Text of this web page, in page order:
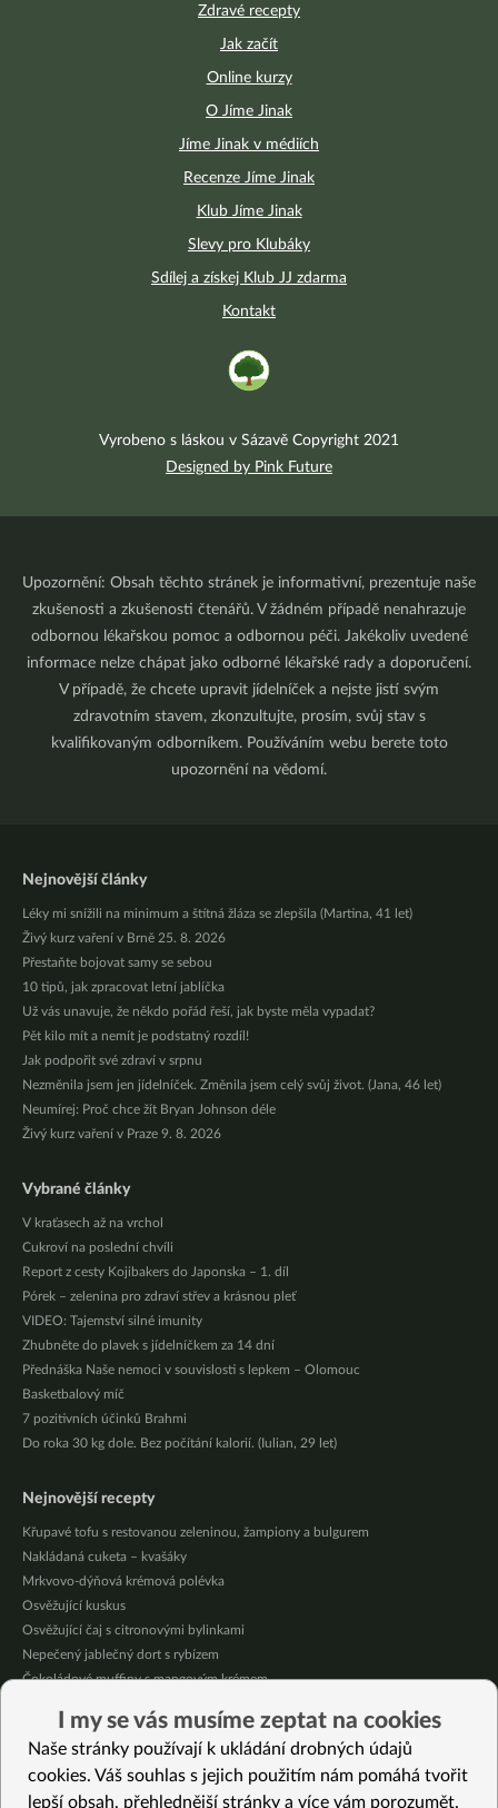
Zdravé recepty
Jak začít
Online kurzy
O Jíme Jinak
Jíme Jinak v médiích
Recenze Jíme Jinak
Klub Jíme Jinak
Slevy pro Klubáky
Sdílej a získej Klub JJ zdarma
Kontakt
Vyrobeno s láskou v Sázavě Copyright 2021
Designed by Pink Future
Upozornění: Obsah těchto stránek je informativní, prezentuje naše
zkušenosti a zkušenosti čtenářů. V žádném případě nenahrazuje
odbornou lékařskou pomoc a odbornou péči. Jakékoliv uvedené
informace nelze chápat jako odborné lékařské rady a doporučení.
V případě, že chcete upravit jídelníček a nejste jistí svým
zdravotním stavem, zkonzultujte, prosím, svůj stav s
kvalifikovaným odborníkem. Používáním webu berete toto
upozornění na vědomí.
Nejnovější články
Léky mi snížili na minimum a štítná žláza se zlepšila (Martina, 41 let)
Živý kurz vaření v Brně 25. 8. 2026
Přestaňte bojovat samy se sebou
10 tipů, jak zpracovat letní jablíčka
Už vás unavuje, že někdo pořád řeší, jak byste měla vypadat?
Pět kilo mít a nemít je podstatný rozdíl!
Jak podpořit své zdraví v srpnu
Nezměnila jsem jen jídelníček. Změnila jsem celý svůj život. (Jana, 46 let)
Neumírej: Proč chce žít Bryan Johnson déle
Živý kurz vaření v Praze 9. 8. 2026
Vybrané články
V kraťasech až na vrchol
Cukroví na poslední chvíli
Report z cesty Kojibakers do Japonska – 1. díl
Pórek – zelenina pro zdraví střev a krásnou pleť
VIDEO: Tajemství silné imunity
Zhubněte do plavek s jídelníčkem za 14 dní
Přednáška Naše nemoci v souvislosti s lepkem – Olomouc
Basketbalový míč
7 pozitivních účinků Brahmi
Do roka 30 kg dole. Bez počítání kalorií. (Iulian, 29 let)
Nejnovější recepty
Křupavé tofu s restovanou zeleninou, žampiony a bulgurem
Nakládaná cuketa – kvašáky
Mrkvovo-dýňová krémová polévka
Osvěžující kuskus
Osvěžující čaj s citronovými bylinkami
Nepečený jablečný dort s rybízem
Čokoládové muffiny s mangovým krémem
Krémová zeleninová polévka s koprem a vločkami
Celozrnná rýže basmati se zeleninou
I my se vás musíme zeptat na cookies
Naše stránky používají k ukládání drobných údajů
cookies. Váš souhlas s jejich použitím nám pomáhá tvořit
lepší obsah, přehlednější stránky a více vám porozumět.